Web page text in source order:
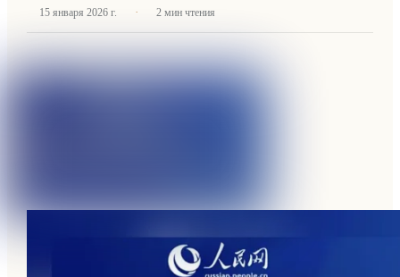
15 января 2026 г. · 2 мин чтения